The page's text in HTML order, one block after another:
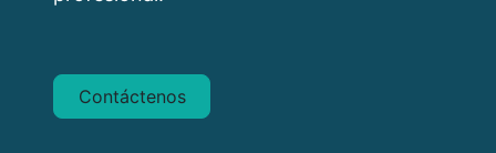
Contáctenos